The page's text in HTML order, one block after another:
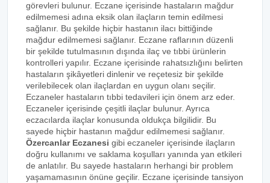
görevleri bulunur. Eczane içerisinde hastaların mağdur
edilmemesi adına eksik olan ilaçların temin edilmesi
sağlanır. Bu şekilde hiçbir hastanın ilacı bittiğinde
mağdur edilmemesi sağlanır. Eczane raflarının düzenli
bir şekilde tutulmasının dışında ilaç ve tıbbi ürünlerin
kontrolleri yapılır. Eczane içerisinde rahatsızlığını belirten
hastaların şikâyetleri dinlenir ve reçetesiz bir şekilde
verilebilecek olan ilaçlardan en uygun olanı seçilir.
Eczaneler hastaların tıbbi tedavileri için önem arz eder.
Eczaneler içerisinde çeşitli ilaçlar bulunur. Ayrıca
eczacılarda ilaçlar konusunda oldukça bilgilidir. Bu
sayede hiçbir hastanın mağdur edilmemesi sağlanır.
Özercanlar Eczanesi gibi eczaneler içerisinde ilaçların
doğru kullanımı ve saklama koşulları yanında yan etkileri
de anlatılır. Bu sayede hastaların herhangi bir problem
yaşamamasının önüne geçilir. Eczane içerisinde tansiyon